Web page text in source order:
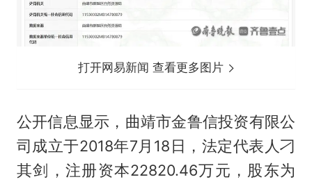
打开网易新闻 查看更多图片
公开信息显示，曲靖市金鲁信投资有限公
司成立于2018年7月18日，法定代表人刁
其剑，注册资本22820.46万元，股东为